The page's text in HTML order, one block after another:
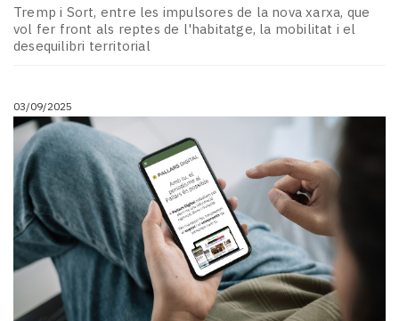
Tremp i Sort, entre les impulsores de la nova xarxa, que
vol fer front als reptes de l'habitatge, la mobilitat i el
desequilibri territorial
03/09/2025